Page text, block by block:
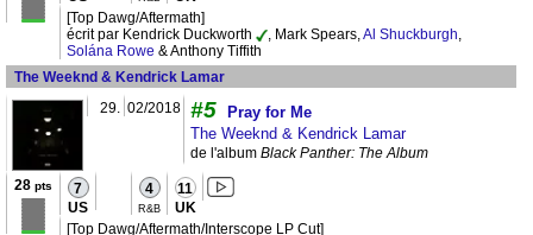
[Top Dawg/Aftermath]
écrit par Kendrick Duckworth
, Mark Spears,Al Shuckburgh,
Solána Rowe & Anthony Tiffith
The Weeknd & Kendrick Lamar
29. 02/2018 #5
Pray for Me
The Weeknd & Kendrick Lamar
de l'album Black Panther: The Album
28 pts 7
US
4
R&B
11
UK
[Top Dawg/Aftermath/Interscope LP Cut]